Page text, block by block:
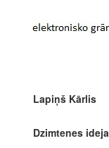
Lapiņš Kārlis
Dzimtenes ideja